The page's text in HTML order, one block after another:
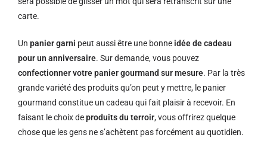
carte.
Un panier garni peut aussi être une bonne idée de cadeau
pour un anniversaire. Sur demande, vous pouvez
confectionner votre panier gourmand sur mesure. Par la très
grande variété des produits qu’on peut y mettre, le panier
gourmand constitue un cadeau qui fait plaisir à recevoir. En
faisant le choix deproduits du terroir, vous offrirez quelque
chose que les gens ne s’achètent pas forcément au quotidien.